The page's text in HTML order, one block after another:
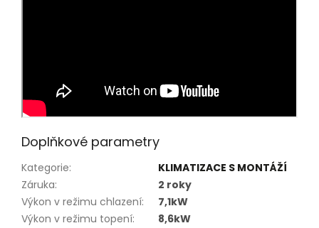
Doplňkové parametry
Kategorie:
KLIMATIZACE S MONTÁŽÍ
Záruka:
2 roky
Výkon v režimu chlazení:
7,1kW
Výkon v režimu topení:
8,6kW